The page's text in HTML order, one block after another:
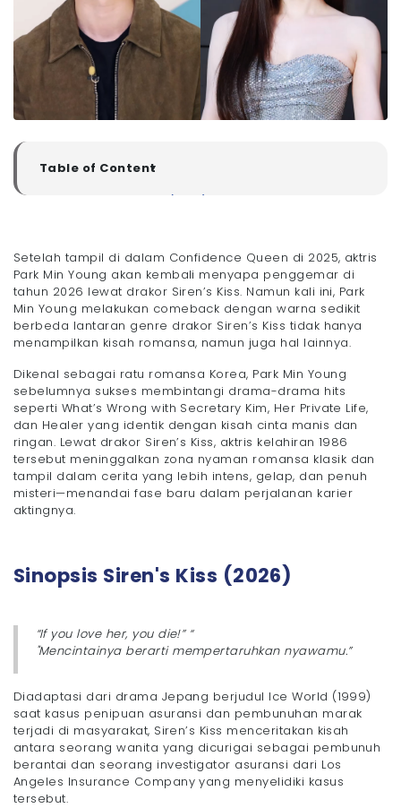
Table of Content
▼
Siren’s Kiss Siap Tayang, Megavision Siap Temani
Maraton Drakor
Setelah tampil di dalam Confidence Queen di 2025, aktris
Park Min Young akan kembali menyapa penggemar di
tahun 2026 lewat drakor Siren’s Kiss. Namun kali ini, Park
Min Young melakukan comeback dengan warna sedikit
berbeda lantaran genre drakor Siren’s Kiss tidak hanya
menampilkan kisah romansa, namun juga hal lainnya.
Dikenal sebagai ratu romansa Korea, Park Min Young
sebelumnya sukses membintangi drama-drama hits
seperti What’s Wrong with Secretary Kim, Her Private Life,
dan Healer yang identik dengan kisah cinta manis dan
ringan. Lewat drakor Siren’s Kiss, aktris kelahiran 1986
tersebut meninggalkan zona nyaman romansa klasik dan
tampil dalam cerita yang lebih intens, gelap, dan penuh
misteri—menandai fase baru dalam perjalanan karier
aktingnya.
Sinopsis Siren's Kiss (2026)
“If you love her, you die!” “
"Mencintainya berarti mempertaruhkan nyawamu.”
Diadaptasi dari drama Jepang berjudul Ice World (1999)
saat kasus penipuan asuransi dan pembunuhan marak
terjadi di masyarakat, Siren’s Kiss menceritakan kisah
antara seorang wanita yang dicurigai sebagai pembunuh
berantai dan seorang investigator asuransi dari Los
Angeles Insurance Company yang menyelidiki kasus
tersebut.